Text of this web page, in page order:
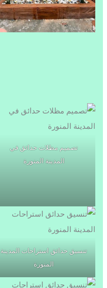
تصميم مظلات حدائق في
المدينة المنورة
تنسيق حدائق استراحات المدينة
المنورة